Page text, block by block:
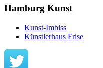
Hamburg Kunst
Kunst-Imbiss
Künstlerhaus Frise